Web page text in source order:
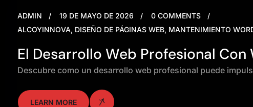
ADMIN 19 DE MAYO DE 2026
0 COMMENTS
ALCOYINNOVA, DISEÑO DE PÁGINAS WEB, MANTENIMIENTO
El Desarrollo Web Profesional Con
Descubre como un desarrollo web profesional puede
LEARN MORE